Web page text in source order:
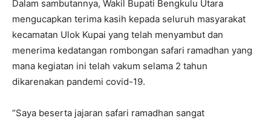
Dalam sambutannya, Wakil Bupati Bengkulu Utara
mengucapkan terima kasih kepada seluruh masyarakat
kecamatan Ulok Kupai yang telah menyambut dan
menerima kedatangan rombongan safari ramadhan yang
mana kegiatan ini telah vakum selama 2 tahun
dikarenakan pandemi covid-19.
“Saya beserta jajaran safari ramadhan sangat